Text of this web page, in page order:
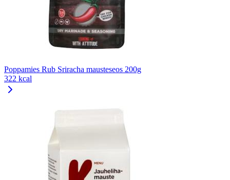
Poppamies Rub Sriracha mausteseos 200g
322 kcal